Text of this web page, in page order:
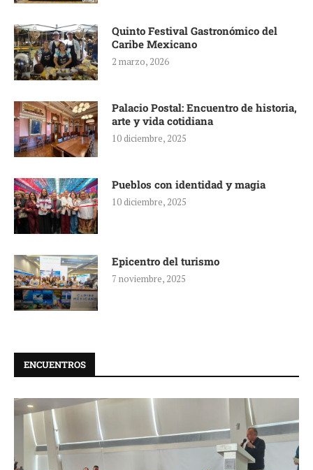
Quinto Festival Gastronómico del
Caribe Mexicano
2 marzo, 2026
Palacio Postal: Encuentro de historia,
arte y vida cotidiana
10 diciembre, 2025
Pueblos con identidad y magia
10 diciembre, 2025
Epicentro del turismo
7 noviembre, 2025
ENCUENTROS